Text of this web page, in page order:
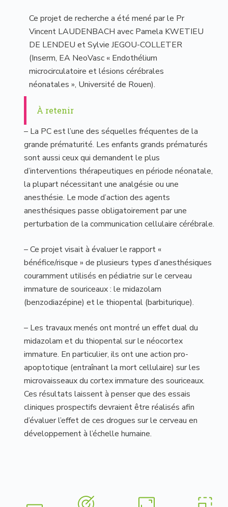
Ce projet de recherche a été mené par le Pr
Vincent LAUDENBACH avec Pamela KWETIEU
DE LENDEU et Sylvie JEGOU-COLLETER
(Inserm, EA NeoVasc « Endothélium
microcirculatoire et lésions cérébrales
néonatales », Université de Rouen).
À retenir
– La PC est l’une des séquelles fréquentes de la
grande prématurité. Les enfants grands prématurés
sont aussi ceux qui demandent le plus
d’interventions thérapeutiques en période néonatale,
la plupart nécessitant une analgésie ou une
anesthésie. Le mode d’action des agents
anesthésiques passe obligatoirement par une
perturbation de la communication cellulaire cérébrale.
– Ce projet visait à évaluer le rapport «
bénéfice/risque » de plusieurs types d’anesthésiques
couramment utilisés en pédiatrie sur le cerveau
immature de souriceaux : le midazolam
(benzodiazépine) et le thiopental (barbiturique).
– Les travaux menés ont montré un effet dual du
midazolam et du thiopental sur le néocortex
immature. En particulier, ils ont une action pro-
apoptotique (entraînant la mort cellulaire) sur les
microvaisseaux du cortex immature des souriceaux.
Ces résultats laissent à penser que des essais
cliniques prospectifs devraient être réalisés afin
d’évaluer l’effet de ces drogues sur le cerveau en
développement à l’échelle humaine.